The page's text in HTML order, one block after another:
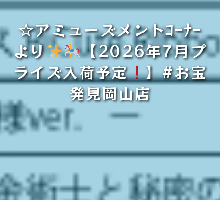
☆アミューズメントｺｰﾅｰ
より
【2026年7月プ
ライズ入荷予定
】#お宝
発見岡山店